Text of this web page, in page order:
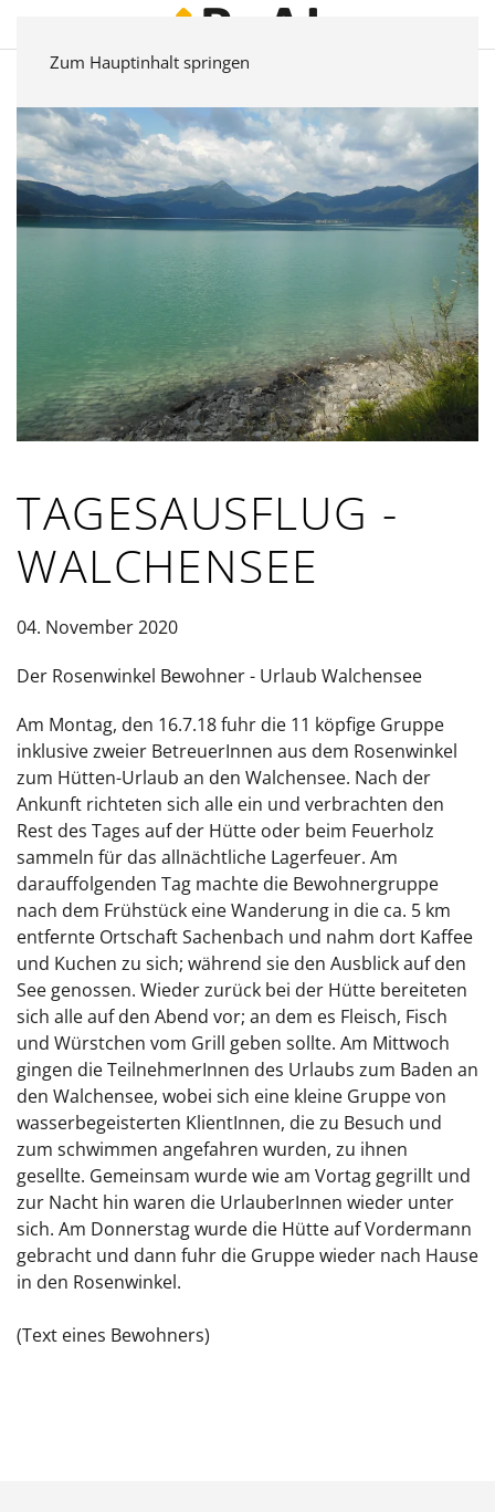
Zum Hauptinhalt springen
TAGESAUSFLUG -
WALCHENSEE
04. November 2020
Der Rosenwinkel Bewohner - Urlaub Walchensee
Am Montag, den 16.7.18 fuhr die 11 köpfige Gruppe
inklusive zweier BetreuerInnen aus dem Rosenwinkel
zum Hütten-Urlaub an den Walchensee. Nach der
Ankunft richteten sich alle ein und verbrachten den
Rest des Tages auf der Hütte oder beim Feuerholz
sammeln für das allnächtliche Lagerfeuer. Am
darauffolgenden Tag machte die Bewohnergruppe
nach dem Frühstück eine Wanderung in die ca. 5 km
entfernte Ortschaft Sachenbach und nahm dort Kaffee
und Kuchen zu sich; während sie den Ausblick auf den
See genossen. Wieder zurück bei der Hütte bereiteten
sich alle auf den Abend vor; an dem es Fleisch, Fisch
und Würstchen vom Grill geben sollte. Am Mittwoch
gingen die TeilnehmerInnen des Urlaubs zum Baden an
den Walchensee, wobei sich eine kleine Gruppe von
wasserbegeisterten KlientInnen, die zu Besuch und
zum schwimmen angefahren wurden, zu ihnen
gesellte. Gemeinsam wurde wie am Vortag gegrillt und
zur Nacht hin waren die UrlauberInnen wieder unter
sich. Am Donnerstag wurde die Hütte auf Vordermann
gebracht und dann fuhr die Gruppe wieder nach Hause
in den Rosenwinkel.
(Text eines Bewohners)